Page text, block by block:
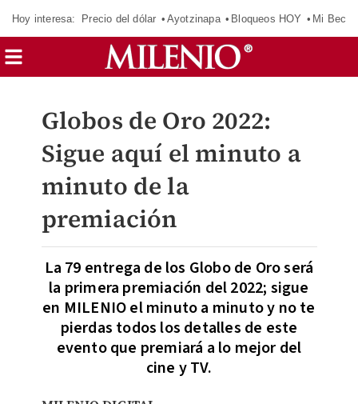
Hoy interesa: Precio del dólar Ayotzinapa Bloqueos HOY Mi Beca
Globos de Oro 2022:
Sigue aquí el minuto a
minuto de la
premiación
La 79 entrega de los Globo de Oro será
la primera premiación del 2022; sigue
en MILENIO el minuto a minuto y no te
pierdas todos los detalles de este
evento que premiará a lo mejor del
cine y TV.